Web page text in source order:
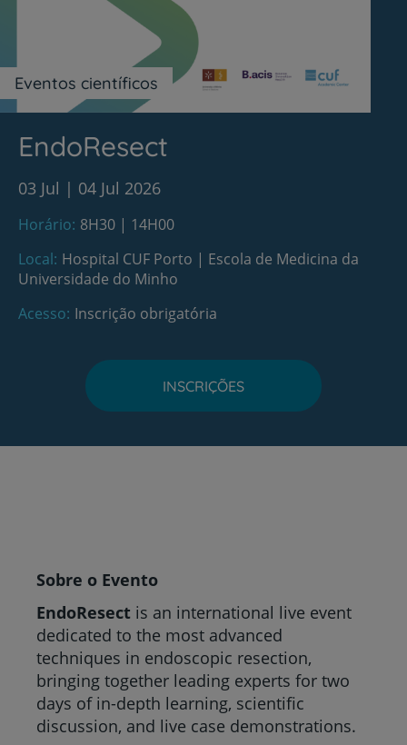
Eventos científicos
EndoResect
03 Jul 04 Jul 2026
Horário 8H30 | 14H00
Local Hospital CUF Porto | Escola de Medicina da
Universidade do Minho
Acesso Inscrição obrigatória
INSCRIÇÕES
Sobre o Evento
EndoResect is an international live event
dedicated to the most advanced
techniques in endoscopic resection,
bringing together leading experts for two
days of in-depth learning, scientific
discussion, and live case demonstrations.